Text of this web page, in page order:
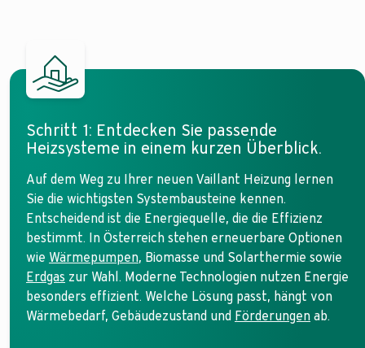
Schritt 1: Entdecken Sie passende
Heizsysteme in einem kurzen Überblick.
Auf dem Weg zu Ihrer neuen Vaillant Heizung lernen
Sie die wichtigsten Systembausteine kennen.
Entscheidend ist die Energiequelle, die die Effizienz
bestimmt. In Österreich stehen erneuerbare Optionen
wie Wärmepumpen, Biomasse und Solarthermie sowie
Erdgas zur Wahl. Moderne Technologien nutzen Energie
besonders effizient. Welche Lösung passt, hängt von
Wärmebedarf, Gebäudezustand und Förderungen ab.